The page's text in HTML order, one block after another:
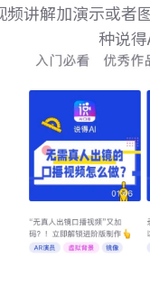
频讲解加演示或者
种说得